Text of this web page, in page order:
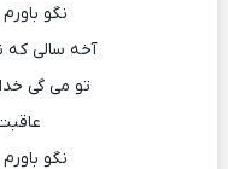
نگو
آخه سالی
تو می گی
نگو